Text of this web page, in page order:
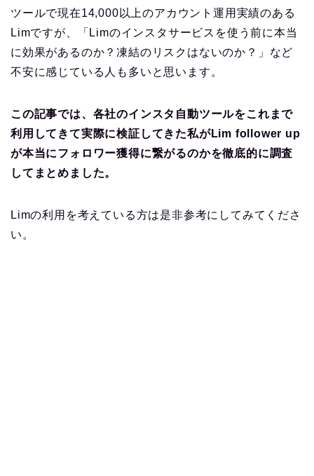
ツールで現在14,000以上のアカウント運用実績のある
Limですが、「Limのインスタサービスを使う前に本当
に効果があるのか？凍結のリスクはないのか？」など
不安に感じている人も多いと思います。
この記事では、各社のインスタ自動ツールをこれまで
利用してきて実際に検証してきた私がLim follower up
が本当にフォロワー獲得に繋がるのかを徹底的に調査
してまとめました。
Limの利用を考えている方は是非参考にしてみてくださ
い。